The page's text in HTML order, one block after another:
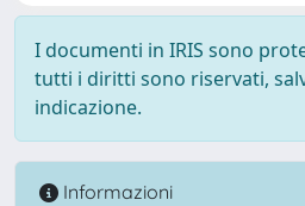
I documenti in IRIS sono
tutti i diritti sono riservati,
indicazione.
Informazioni